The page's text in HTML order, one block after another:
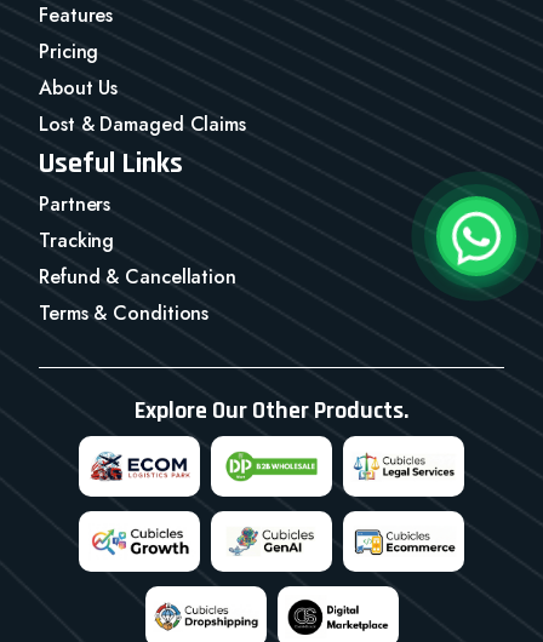
Features
Pricing
About Us
Lost & Damaged Claims
Useful Links
Partners
Tracking
Refund & Cancellation
Terms & Conditions
Explore Our Other Products.